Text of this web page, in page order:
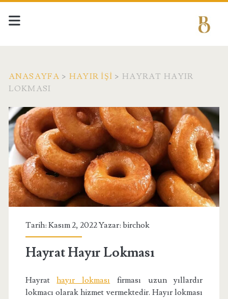
ANASAYFA > HAYIR İŞI > HAYRAT HAYIR
LOKMASI
Tarih: Kasım 2, 2022 Yazar: birchok
Hayrat Hayır Lokması
Hayrathayır lokması firması uzun yıllardır
lokmacı olarak hizmet vermektedir. Hayır lokması